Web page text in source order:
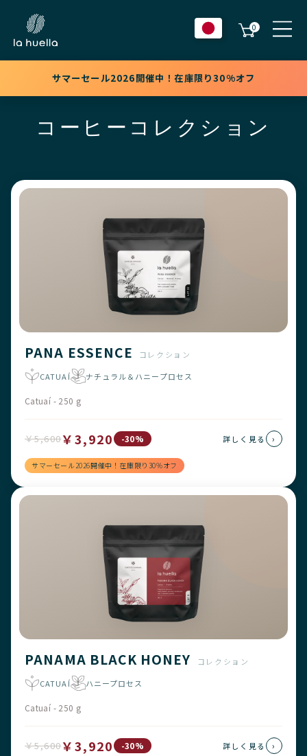
0
サマーセール2026開催中！在庫限り30%オフ
コーヒーコレクション
PANA ESSENCE
コレクション
CATUAÍ
ナチュラル＆ハニープロセス
Catuaí - 250 g
￥5,600￥3,920 -30%
サマーセール2026開催中！在庫限り30%オフ
詳しく見る ›
PANAMA BLACK HONEY
コレクション
CATUAÍ
ハニープロセス
Catuaí - 250 g
￥5,600￥3,920 -30% 詳しく見る ›